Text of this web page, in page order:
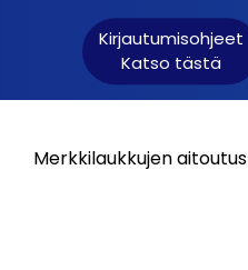
Kirjautumisohjeet
Katso tästä
Merkkilaukkujen aitoutus